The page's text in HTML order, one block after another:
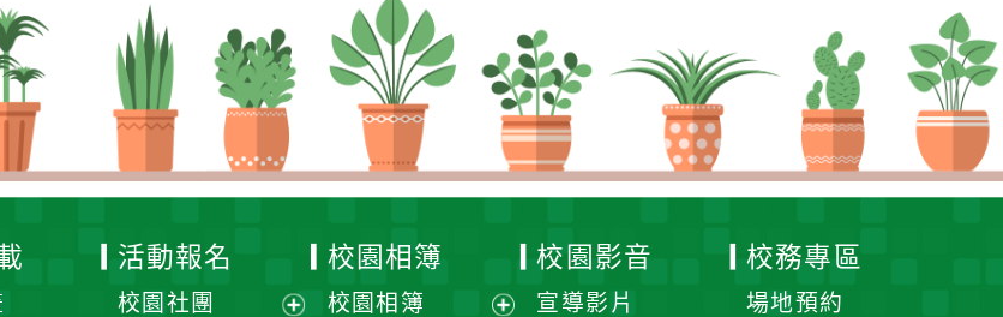
活動報名
校園社團
校園相簿
校園相簿
校園影音
宣導影片
校務專區
場地預約